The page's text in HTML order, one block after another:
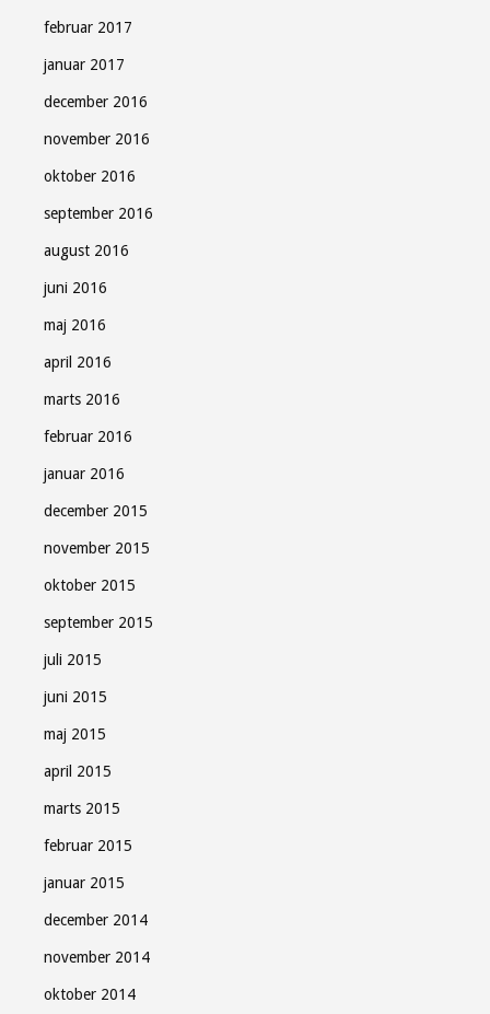
februar 2017
januar 2017
december 2016
november 2016
oktober 2016
september 2016
august 2016
juni 2016
maj 2016
april 2016
marts 2016
februar 2016
januar 2016
december 2015
november 2015
oktober 2015
september 2015
juli 2015
juni 2015
maj 2015
april 2015
marts 2015
februar 2015
januar 2015
december 2014
november 2014
oktober 2014